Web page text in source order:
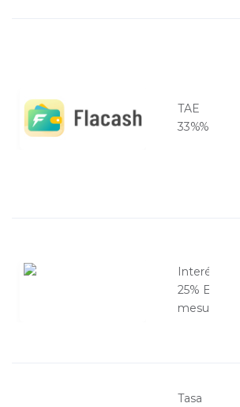
TAE
33%%
Interés
25% E.A
mesual%
Tasa